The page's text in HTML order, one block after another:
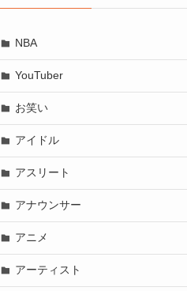
NBA
YouTuber
お笑い
アイドル
アスリート
アナウンサー
アニメ
アーティスト